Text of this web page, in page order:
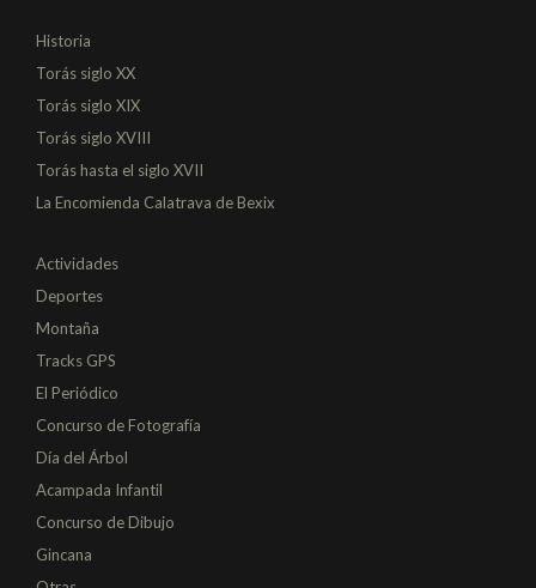
Historia
Torás siglo XX
Torás siglo XIX
Torás siglo XVIII
Torás hasta el siglo XVII
La Encomienda Calatrava de Bexix
Actividades
Deportes
Montaña
Tracks GPS
El Periódico
Concurso de Fotografía
Día del Árbol
Acampada Infantil
Concurso de Dibujo
Gincana